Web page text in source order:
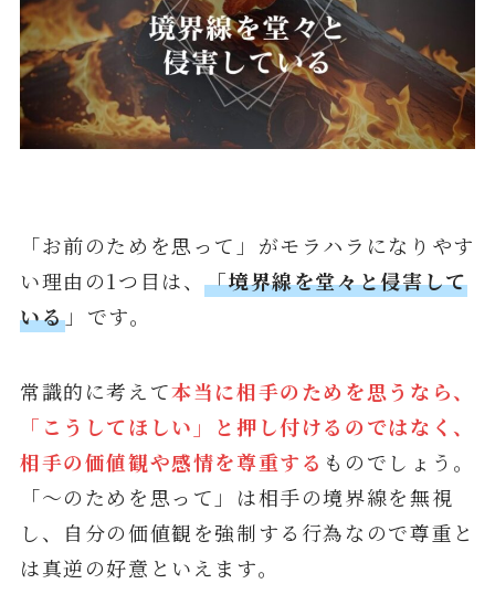
「お前のためを思って」がモラハラになりやす
い理由の1つ目は、「境界線を堂々と侵害して
いる 」です。
常識的に考えて本当に相手のためを思うなら、
「こうしてほしい」と押し付けるのではなく、
相手の価値観や感情を尊重する ものでしょう。
「～のためを思って」は相手の境界線を無視
し、自分の価値観を強制する行為なので尊重と
は真逆の好意といえます。